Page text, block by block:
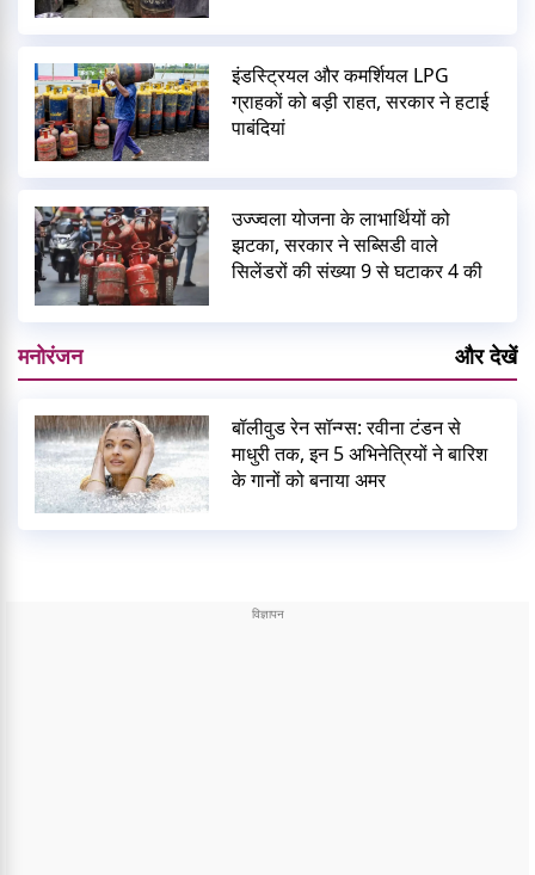
इंडस्ट्रियल और कमर्शियल LPG
ग्राहकों को बड़ी राहत, सरकार ने हटाई
पाबंदियां
उज्ज्वला योजना के लाभार्थियों को
झटका, सरकार ने सब्सिडी वाले
सिलेंडरों की संख्या 9 से घटाकर 4 की
मनोरंजन और देखें
बॉलीवुड रेन सॉन्ग्स: रवीना टंडन से
माधुरी तक, इन 5 अभिनेत्रियों ने बारिश
के गानों को बनाया अमर